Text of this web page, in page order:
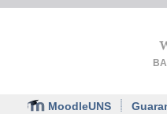
MoodleUNS